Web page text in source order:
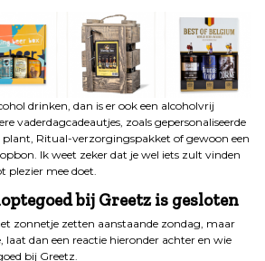
drinken, dan is er ook een alcoholvrij
vaderdagcadeautjes, zoals gepersonaliseerde
plant, Ritual-verzorgingspakket of gewoon een
Ik weet zeker dat je wel iets zult vinden
plezier mee doet.
bij Greetz is gesloten
zonnetje zetten aanstaande zondag, maar
laat dan een reactie hieronder achter en wie
bij Greetz.